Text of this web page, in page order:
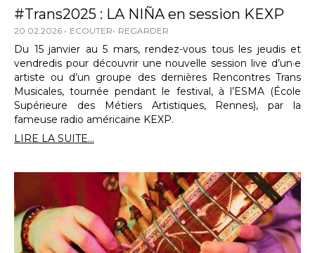
#Trans2025 : LA NIÑA en session KEXP
20.02.2026 ECOUTER REGARDER
Du 15 janvier au 5 mars, rendez-vous tous les jeudis et
vendredis pour découvrir une nouvelle session live d’un·e
artiste ou d’un groupe des dernières Rencontres Trans
Musicales, tournée pendant le festival, à l’ESMA (École
Supérieure des Métiers Artistiques, Rennes), par la
fameuse radio américaine KEXP.
LIRE LA SUITE...